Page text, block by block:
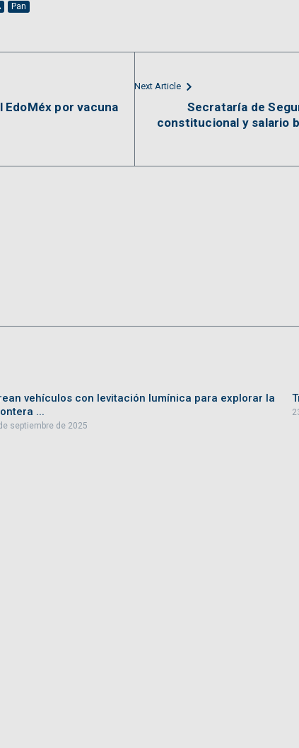
Pan
EdoMéx por vacuna
Next Article
Secrataría de
constitucional y salario
vehículos con levitación lumínica para explorar la
...
septiembre de 2025